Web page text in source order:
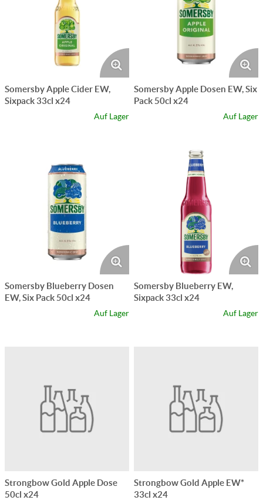
Somersby Apple Cider EW,
Sixpack 33cl x24
Auf Lager
Somersby Apple Dosen EW, Six
Pack 50cl x24
Auf Lager
Somersby Blueberry Dosen
EW, Six Pack 50cl x24
Auf Lager
Somersby Blueberry EW,
Sixpack 33cl x24
Auf Lager
Strongbow Gold Apple Dose
50cl x24
Strongbow Gold Apple EW*
33cl x24